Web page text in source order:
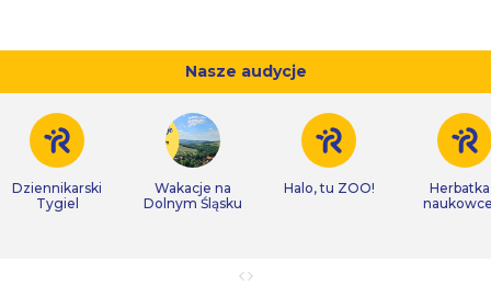
Nasze audycje
Dziennikarski
Tygiel
Wakacje na
Dolnym Śląsku
Halo, tu ZOO!